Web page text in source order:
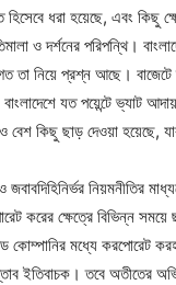
হিসেবে ধরা হয়েছে, এবং
ও দর্শনের পরিপন্থি।
নিয়ে প্রশ্ন আছে। বাজেটে
যত পয়েন্টে ভ্যাট
কিছু ছাড় দেওয়া হয়েছে,
নিয়মনীতির
করের ক্ষেত্রে বিভিন্ন
কোম্পানির মধ্যে করপোরেট
ইতিবাচক। তবে অতীতের